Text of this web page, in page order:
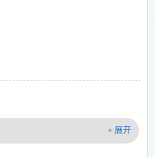
+ 展开